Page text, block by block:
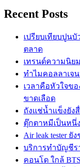
Recent Posts
เปรียบเทียบปูน
ตลาด
เทรนด์ความนิย
ทำไมคอลลาเจ
เวลาคือหัวใจข
ขาดเลือด
ถังแช่น้ำแข็งยัง
ตุ๊กตาหมีเป็นหนึ่
Air leak tester
บริการทำบัญชีร
คอนโด ใกล้